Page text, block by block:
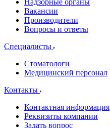
Надзорные органы
Вакансии
Производители
Вопросы и ответы
Специалисты
Стоматологи
Медицинский персонал
Контакты
Контактная информация
Реквизиты компании
Задать вопрос